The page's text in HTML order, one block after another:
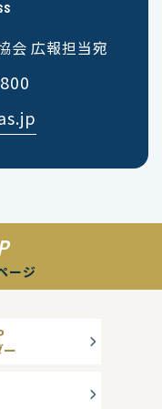
会 広報担当宛
ージ